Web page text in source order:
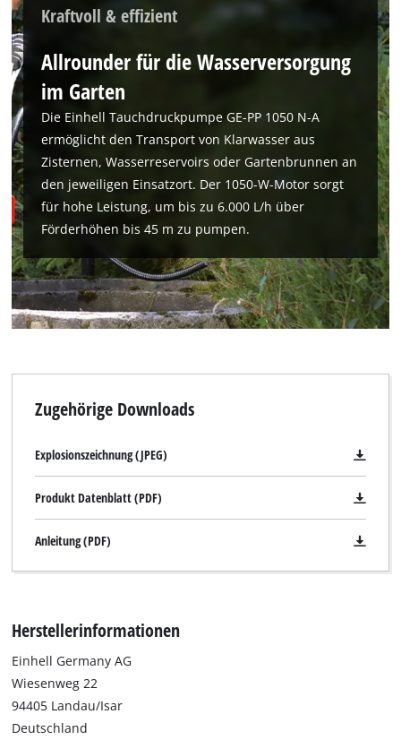
Wir benötigen deine Zustimmung, um
This content is not permitted to load due
to trackers that are not disclosed to the
visitor. The website owner needs to setup
Management Platform
Kraftvoll & effizient
Allrounder für die Wasserversorgung
im Garten
Die Einhell Tauchdruckpumpe GE-PP 1050 N-A
ermöglicht den Transport von Klarwasser aus
Zisternen, Wasserreservoirs oder Gartenbrunnen an
den jeweiligen Einsatzort. Der 1050-W-Motor sorgt
für hohe Leistung, um bis zu 6.000 L/h über
Förderhöhen bis 45 m zu pumpen.
Zugehörige Downloads
Explosionszeichnung (JPEG)
Produkt Datenblatt (PDF)
Anleitung (PDF)
Herstellerinformationen
Einhell Germany AG
Wiesenweg 22
94405 Landau/Isar
Deutschland